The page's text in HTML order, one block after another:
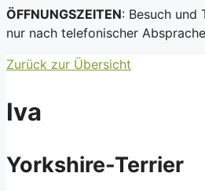
ÖFFNUNGSZEITEN: Besuch und
nur nach telefonischer Absprache
Zurück zur Übersicht
Iva
Yorkshire-Terrier